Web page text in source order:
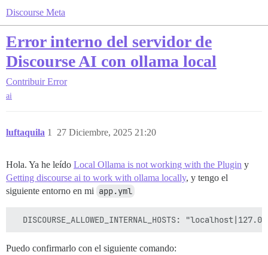
Discourse Meta
Error interno del servidor de
Discourse AI con ollama local
Contribuir Error
ai
luftaquila 27 Diciembre, 2025 21:20
1
Hola. Ya he leído Local Ollama is not working with the Plugin y
Getting discourse ai to work with ollama locally, y tengo el
siguiente entorno en mi app.yml
Puedo confirmarlo con el siguiente comando: